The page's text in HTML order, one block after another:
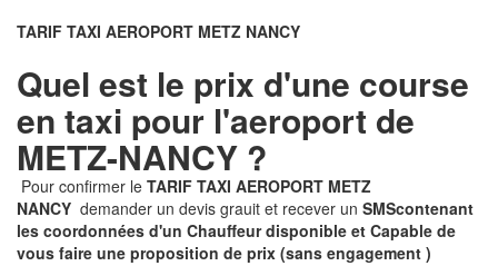
TARIF TAXI AEROPORT METZ NANCY
Quel est le prix d'une course
en taxi pour l'aeroport de
METZ-NANCY ?
Pour confirmer le TARIF TAXI AEROPORT METZ
NANCY demander un devis grauit et recever un SMScontenant
les coordonnées d'un Chauffeur disponible et Capable de
vous faire une proposition de prix (sans engagement )